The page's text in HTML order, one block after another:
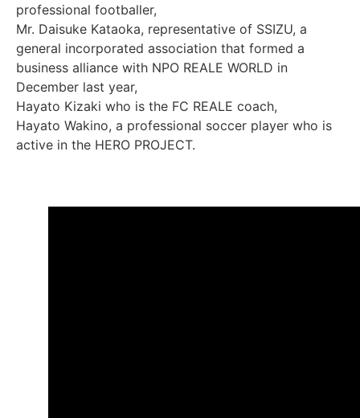
professional footballer,
Mr. Daisuke Kataoka, representative of SSIZU, a
general incorporated association that formed a
business alliance with NPO REALE WORLD in
December last year,
Hayato Kizaki who is the FC REALE coach,
Hayato Wakino, a professional soccer player who is
active in the HERO PROJECT.